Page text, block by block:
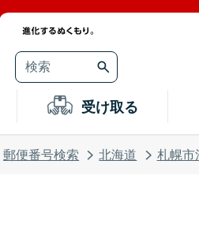
受け取る
郵便番号検索 北海道 札幌市